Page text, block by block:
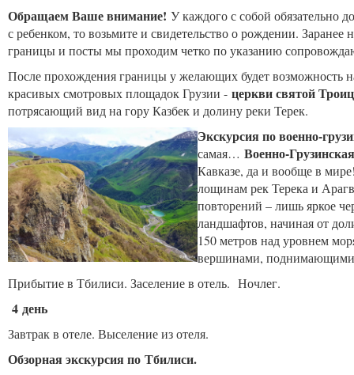
Обращаем Ваше внимание! У каждого с собой обязательно
с ребенком, то возьмите и свидетельство о рождении.
границы и посты мы проходим четко по указанию
После прохождения границы у желающих будет возможность
красивых смотровых площадок Грузии - церкви святой
потрясающий вид на гору Казбек и долину реки Терек.
Экскурсия по военно-
самая… Военно-
Кавказе, да и вообще в
лощинам рек Терека и
повторений – лишь яркое
ландшафтов, начиная от
150 метров над уровнем
вершинами,
Прибытие в Тбилиси. Заселение в отель. Ночлег.
4 день
Завтрак в отеле. Выселение из отеля.
Обзорная экскурсия по Тбилиси.